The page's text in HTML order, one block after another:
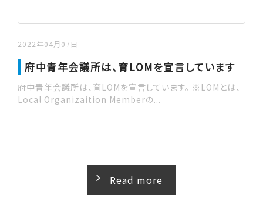
府中青年会議所は、育LOMを宣言しています
2022年04月07日
府中青年会議所は、育LOMを宣言しています。 ※LOMとは、
Local Organizaition Memberの...
Read more